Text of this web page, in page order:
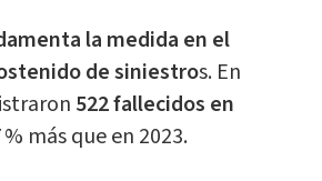
la medida en el
de siniestros. En
522 fallecidos en
% más que en 2023.